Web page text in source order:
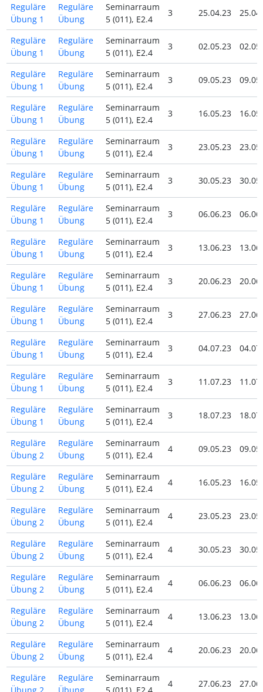
Reguläre
Übung 1
Reguläre
Übung
Seminarraum
5 (011), E2.4
3 25.04.23
Reguläre
Übung 1
Reguläre
Übung
Seminarraum
5 (011), E2.4
3 02.05.23
Reguläre
Übung 1
Reguläre
Übung
Seminarraum
5 (011), E2.4
3 09.05.23
Reguläre
Übung 1
Reguläre
Übung
Seminarraum
5 (011), E2.4
3 16.05.23
Reguläre
Übung 1
Reguläre
Übung
Seminarraum
5 (011), E2.4
3 23.05.23
Reguläre
Übung 1
Reguläre
Übung
Seminarraum
5 (011), E2.4
3 30.05.23
Reguläre
Übung 1
Reguläre
Übung
Seminarraum
5 (011), E2.4
3 06.06.23
Reguläre
Übung 1
Reguläre
Übung
Seminarraum
5 (011), E2.4
3 13.06.23
Reguläre
Übung 1
Reguläre
Übung
Seminarraum
5 (011), E2.4
3 20.06.23
Reguläre
Übung 1
Reguläre
Übung
Seminarraum
5 (011), E2.4
3 27.06.23
Reguläre
Übung 1
Reguläre
Übung
Seminarraum
5 (011), E2.4
3 04.07.23
Reguläre
Übung 1
Reguläre
Übung
Seminarraum
5 (011), E2.4
3 11.07.23
Reguläre
Übung 1
Reguläre
Übung
Seminarraum
5 (011), E2.4
3 18.07.23
Reguläre
Übung 2
Reguläre
Übung
Seminarraum
5 (011), E2.4
4 09.05.23
Reguläre
Übung 2
Reguläre
Übung
Seminarraum
5 (011), E2.4
4 16.05.23
Reguläre
Übung 2
Reguläre
Übung
Seminarraum
5 (011), E2.4
4 23.05.23
Reguläre
Übung 2
Reguläre
Übung
Seminarraum
5 (011), E2.4
4 30.05.23
Reguläre
Übung 2
Reguläre
Übung
Seminarraum
5 (011), E2.4
4 06.06.23
Reguläre
Übung 2
Reguläre
Übung
Seminarraum
5 (011), E2.4
4 13.06.23
Reguläre
Übung 2
Reguläre
Übung
Seminarraum
5 (011), E2.4
4 20.06.23
Reguläre
Reguläre
Seminarraum
4 27.06.23